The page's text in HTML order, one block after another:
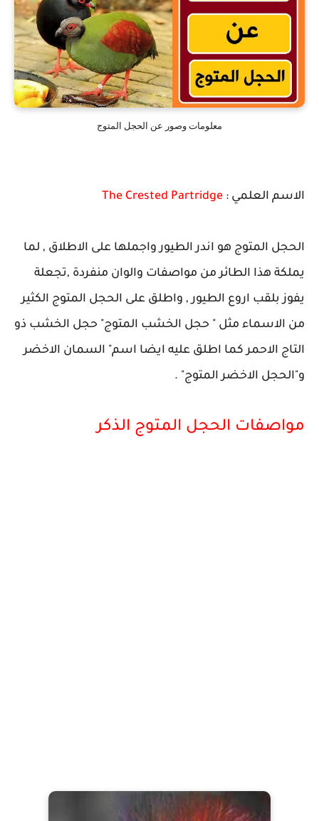
معلومات وصور عن الحجل المتوج
الاسم العلمي : The Crested Partridge
الحجل المتوج هو اندر الطيور واجملها على الاطلاق , لما
يملكة هذا الطائر من مواصفات والوان منفردة ,تجعلة
يفوز بلقب اروع الطيور , واطلق على الحجل المتوج الكثير
من الاسماء مثل " حجل الخشب المتوج" حجل الخشب ذو
التاج الاحمر كما اطلق عليه ايضا اسم" السمان الاخضر
و"الحجل الاخضر المتوج" .
مواصفات الحجل المتوج الذكر